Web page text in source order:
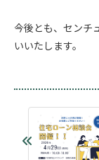
今後とも、センチ
いいたします。